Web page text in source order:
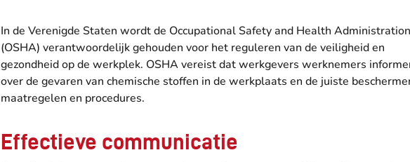
In de Verenigde Staten wordt de Occupational Safety and Health Administration
(OSHA) verantwoordelijk gehouden voor het reguleren van de veiligheid en
gezondheid op de werkplek. OSHA vereist dat werkgevers werknemers
over de gevaren van chemische stoffen in de werkplaats en de juiste
maatregelen en procedures.
Effectieve communicatie